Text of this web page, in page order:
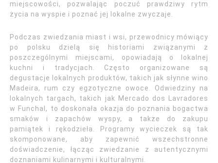
miejscowości, pozwalając poczuć prawdziwy rytm
życia na wyspie i poznać jej lokalne zwyczaje.
Podczas zwiedzania miast i wsi, przewodnicy mówiący
po polsku dzielą się historiami związanymi z
poszczególnymi miejscami, opowiadają o lokalnej
kuchni i tradycjach. Często organizowane są
degustacje lokalnych produktów, takich jak słynne wino
Madeira, rum czy egzotyczne owoce. Odwiedziny na
lokalnych targach, takich jak Mercado dos Lavradores
w Funchal, to doskonała okazja do poznania bogactwa
smaków i zapachów wyspy, a także do zakupu
pamiątek i rękodzieła. Programy wycieczek są tak
skomponowane, aby zapewnić wszechstronne
doświadczenie, łącząc zwiedzanie z autentycznymi
doznaniami kulinarnymi i kulturalnymi.